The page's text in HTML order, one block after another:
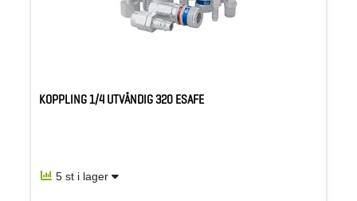
KOPPLING 1/4 UTVÄNDIG 320 ESAFE
5 st i lager